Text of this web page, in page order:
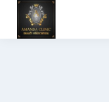
Skip
content